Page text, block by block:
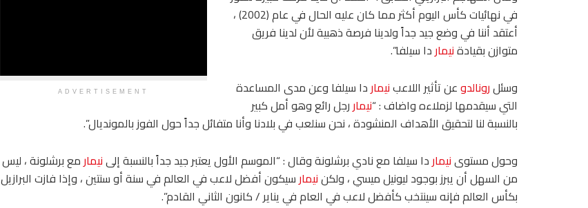
ADVERTISEMENT
في نهائيات كأس اليوم أكثر مما كان عليه الحال في عام (2002) ،
أعتقد أننا في وضع جيد جداً ولدينا فرصة ذهبية لأن لدينا فريق
متوازن بقيادةنيماردا سيلفا”.
وسئلرونالدوعن تأثير اللاعبنيماردا سيلفا وعن مدى المساعدة
التي سيقدمها لزملاءه واضاف : “نيماررجل رائع وهو أمل كبير
بالنسبة لنا لتحقيق الأهداف المنشودة ، نحن سنلعب في بلادنا وأنا متفائل جداً حول الفوز بالمونديال”.
وحول مستوىنيماردا سيلفا مع نادي برشلونة وقال : “الموسم الأول يعتبر جيد جداً بالنسبة إلىنيمارمع برشلونة ، ليس
من السهل أن يبرز بوجود ليونيل ميسي ، ولكننيمارسيكون أفضل لاعب في العالم في سنة أو سنتين ، وإذا فازت البرازيل
بكأس العالم فإنه سينتخب كأفضل لاعب في العام في يناير / كانون الثاني القادم”.